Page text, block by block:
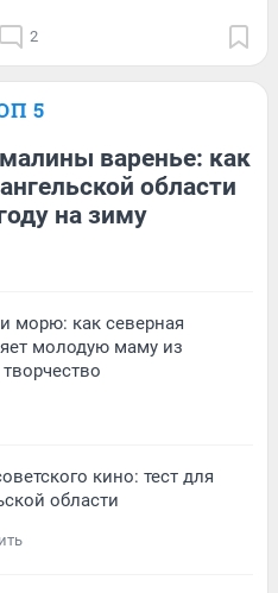
2
5
варенье: как
области
на зиму
морю: как северная
молодую маму из
кино: тест для
области